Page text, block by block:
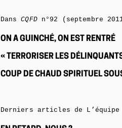
DansCQFDn°92 (septembre
ON A GUINCHÉ, ON EST RENTRÉ
« TERRORISER LES
COUP DE CHAUD SPIRITUEL
Derniers articles de L’équipe